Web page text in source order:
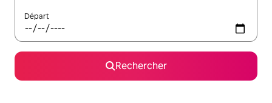
Départ
Rechercher